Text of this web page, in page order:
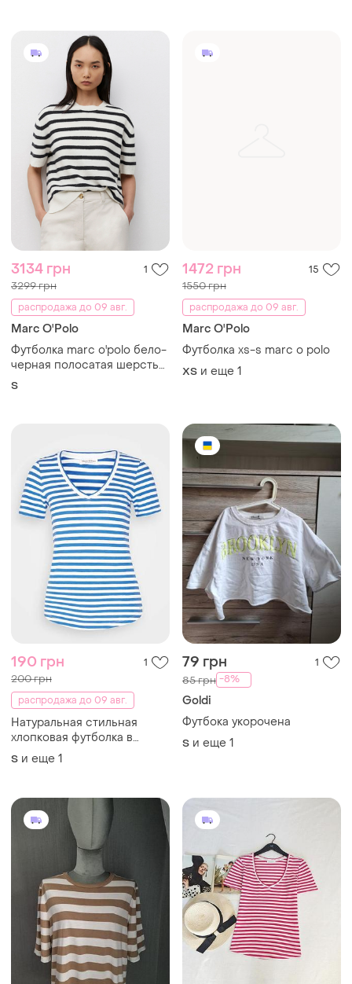
3134 грн 1
3299 грн
распродажа до 09 авг.
Marc O'Polo
Футболка marc o'polo бело-
черная полосатая шерсть
альпаки s
S
1472 грн 15
1550 грн
распродажа до 09 авг.
Marc O'Polo
Футболка xs-s marc o polo
ХS и еще 1
190 грн 1
200 грн
распродажа до 09 авг.
Натуральная стильная
хлопковая футболка в
полоску marco'polo
S и еще 1
79 грн 1
85 грн -8%
Goldi
Футбока укорочена
S и еще 1